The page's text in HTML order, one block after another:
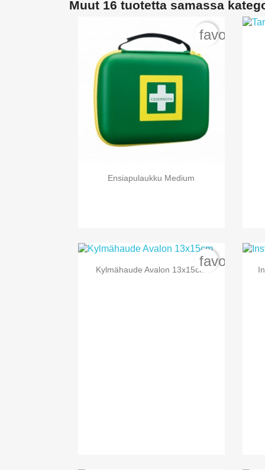
Muut 16 tuotetta samassa
 Pikakatselu
Ensiapulaukku Medium
 Pikakatselu
Kylmähaude Avalon 13x15cm